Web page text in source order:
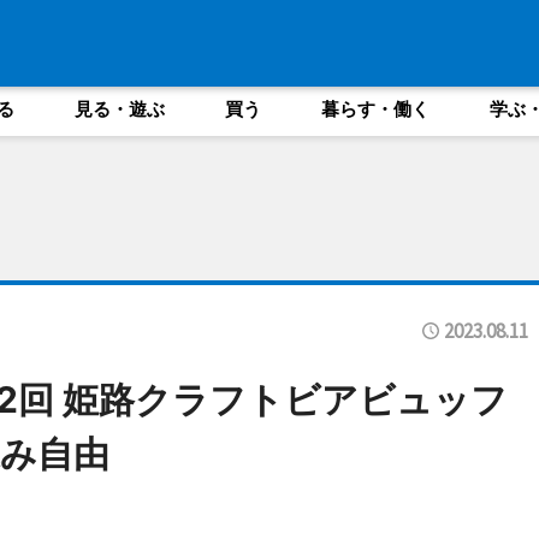
見る・遊ぶ 買う 暮らす・働く 学ぶ
2023.08.11
回 姫路クラフトビアビュッフ
自由